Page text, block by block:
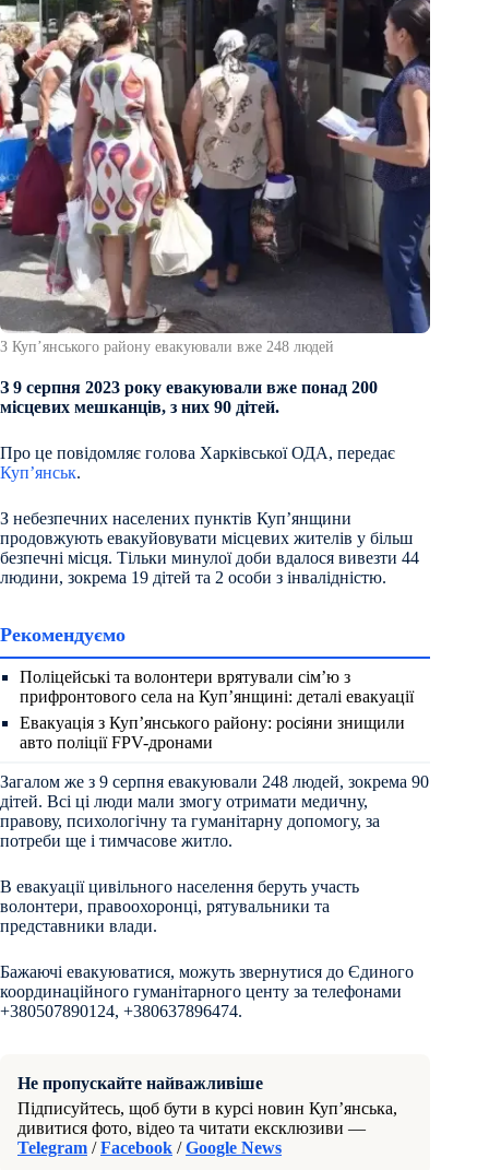
З Купʼянського району евакуювали вже 248 людей
З 9 серпня 2023 року евакуювали вже понад 200
місцевих мешканців, з них 90 дітей.
Про це повідомляє голова Харківської ОДА, передає
Куп’янськ.
З небезпечних населених пунктів Куп’янщини
продовжують евакуйовувати місцевих жителів у більш
безпечні місця. Тільки минулої доби вдалося вивезти 44
людини, зокрема 19 дітей та 2 особи з інвалідністю.
Рекомендуємо
Поліцейські та волонтери врятували сім’ю з
прифронтового села на Куп’янщині: деталі евакуації
Евакуація з Куп’янського району: росіяни знищили
авто поліції FPV-дронами
Загалом же з 9 серпня евакуювали 248 людей, зокрема 90
дітей. Всі ці люди мали змогу отримати медичну,
правову, психологічну та гуманітарну допомогу, за
потреби ще і тимчасове житло.
В евакуації цивільного населення беруть участь
волонтери, правоохоронці, рятувальники та
представники влади.
Бажаючі евакуюватися, можуть звернутися до Єдиного
координаційного гуманітарного центу за телефонами
+380507890124, +380637896474.
Не пропускайте найважливіше
Підписуйтесь, щоб бути в курсі новин Куп’янська,
дивитися фото, відео та читати ексклюзиви —
Telegram /Facebook /Google News